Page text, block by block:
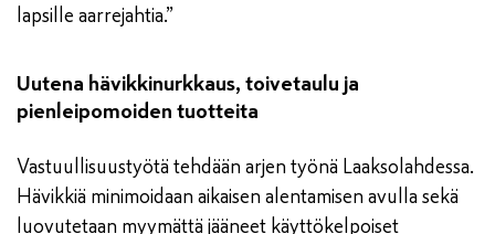
lapsille aarrejahtia.”
Uutena hävikkinurkkaus, toivetaulu ja
pienleipomoiden tuotteita
Vastuullisuustyötä tehdään arjen työnä Laaksolahdessa.
Hävikkiä minimoidaan aikaisen alentamisen avulla sekä
luovutetaan myymättä jääneet käyttökelpoiset